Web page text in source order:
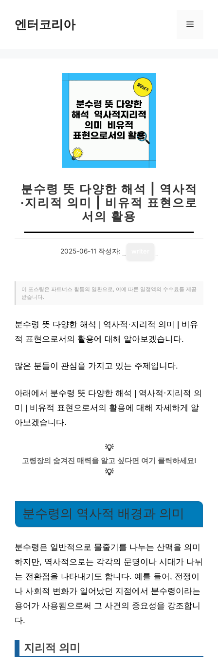
엔터코리아 메
분수령 뜻 다양한 해석 | 역사적
·지리적 의미 | 비유적 표현으로
서의 활용
2025-06-11 작성자:
이 포스팅은 파트너스 활동의 일환으로, 이에 따른 일정액의 수수료를 제공
받습니다.
분수령 뜻 다양한 해석 | 역사적·지리적 의미 | 비유
적 표현으로서의 활용에 대해 알아보겠습니다.
많은 분들이 관심을 가지고 있는 주제입니다.
아래에서 분수령 뜻 다양한 해석 | 역사적·지리적 의
미 | 비유적 표현으로서의 활용에 대해 자세하게 알
아보겠습니다.
💡
고령장의 숨겨진 매력을 알고 싶다면 여기 클릭하세요!
💡
분수령의 역사적 배경과 의미
분수령은 일반적으로 물줄기를 나누는 산맥을 의미
하지만, 역사적으로는 각각의 문명이나 시대가 나뉘
는 전환점을 나타내기도 합니다. 예를 들어, 전쟁이
나 사회적 변화가 일어났던 지점에서 분수령이라는
용어가 사용됨으로써 그 사건의 중요성을 강조합니
다.
지리적 의미